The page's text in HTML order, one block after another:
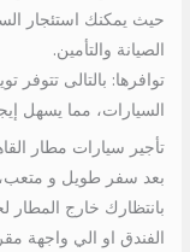
حيث يمكنك استئجار
الصيانة والتأمين.
توافرها: بالتالى تتوفر
السيارات، مما يسهل
تأجير سيارات مطار
بعد سفر طويل و
بانتظارك خارج المطار
الفندق او الي واجهة